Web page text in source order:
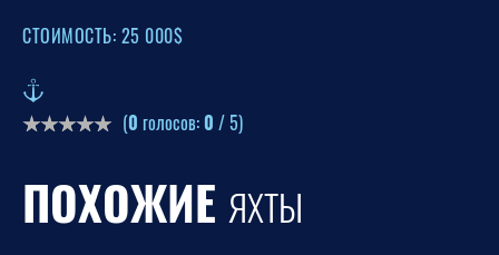
СТОИМОСТЬ: 25 000$
(0 голосов:0 / 5)
ПОХОЖИЕ ЯХТЫ